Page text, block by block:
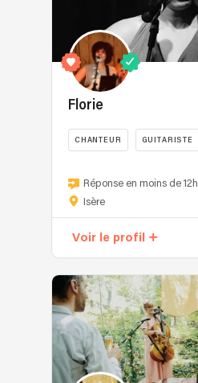
que…
Simple,
efficace
et
trop
de
Régis
&
se
compose
d’un
accordéon
et
d’une
voix
qui,
Florie
CHANTEUR GUITARISTE
Florie
est
une
autrice-
autodiacte
originaire
de
Grenoble.
Elle
monte
Réponse en moins de 12h
Isère
Voir le profil